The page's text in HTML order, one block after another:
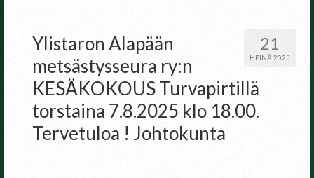
21
HEINÄ 2025
Ylistaron Alapään
metsästysseura ry:n
KESÄKOKOUS Turvapirtillä
torstaina 7.8.2025 klo 18.00.
Tervetuloa ! Johtokunta